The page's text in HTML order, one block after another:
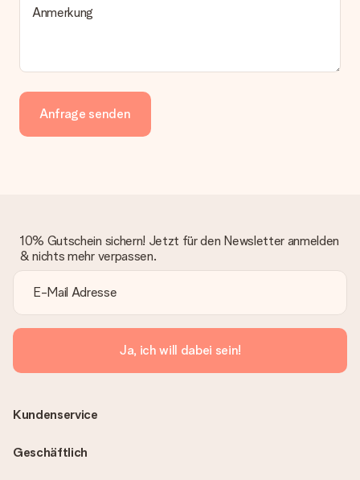
Anmerkung
Anfrage senden
10% Gutschein sichern! Jetzt für den Newsletter anmelden
& nichts mehr verpassen.
Ja, ich will dabei sein!
Kundenservice
Geschäftlich